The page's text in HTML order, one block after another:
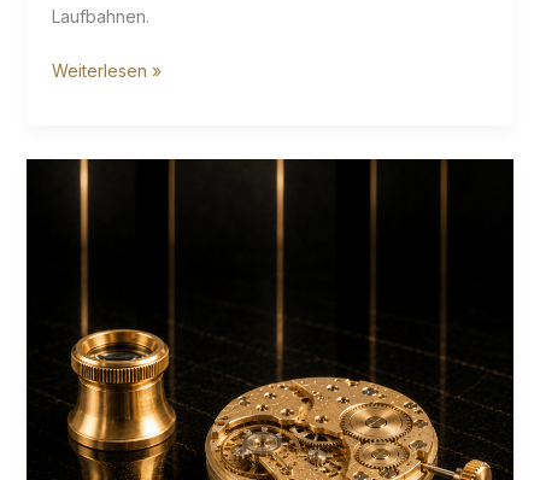
Laufbahnen.
Gesamtstudienzeit:
plus
beginnt
Universitäten
Weiterlesen »